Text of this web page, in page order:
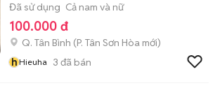
Đã sử dụng Cả nam và nữ
100.000 đ
Q. Tân Bình (P. Tân Sơn Hòa mới)
hHieuha 3 đã bán